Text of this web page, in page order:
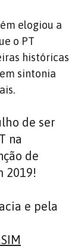
elogiou a
o PT
históricas
sintonia
de ser
na
de
2019!
e pela